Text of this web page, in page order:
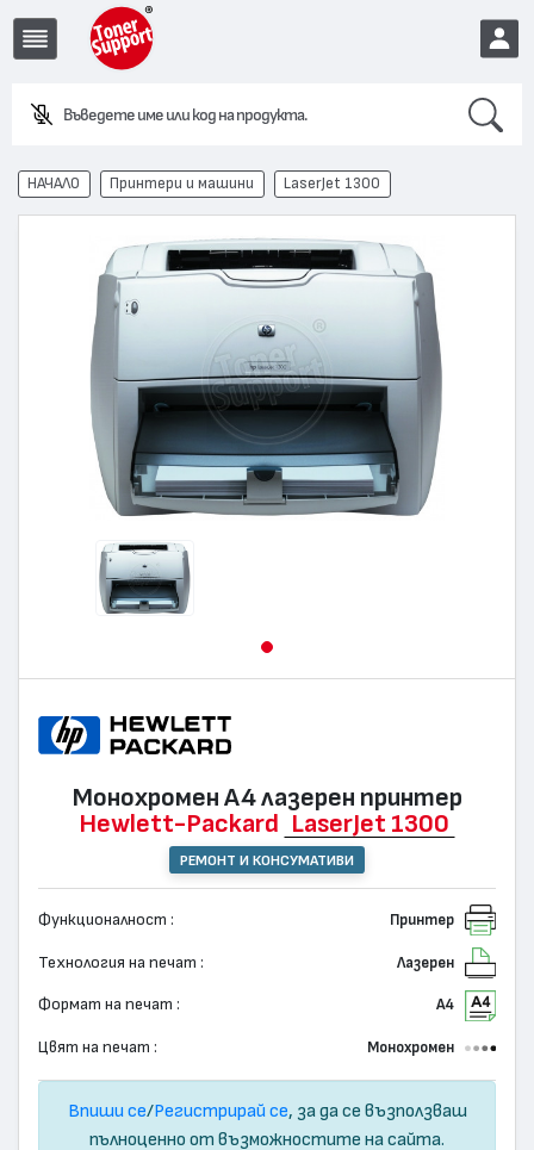
Въведете име или код на продукта.
EUR
НАЧАЛО Принтери и машини LaserJet 1300
Монохромен А4 лазерен принтер
Hewlett-Packard
LaserJet 1300
РЕМОНТ И КОНСУМАТИВИ
Функционалност : Принтер
Технология на печат : Лазерен
Формат на печат : А4
Цвят на печат : Монохромен
Впиши се/Регистрирай се, за да се възползваш
пълноценно от възможностите на сайта.